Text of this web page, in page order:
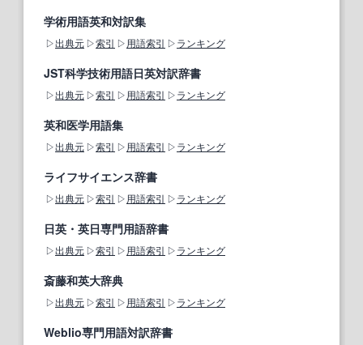
学術用語英和対訳集
出典元 索引 用語索引 ランキング
JST科学技術用語日英対訳辞書
出典元 索引 用語索引 ランキング
英和医学用語集
出典元 索引 用語索引 ランキング
ライフサイエンス辞書
出典元 索引 用語索引 ランキング
日英・英日専門用語辞書
出典元 索引 用語索引 ランキング
斎藤和英大辞典
出典元 索引 用語索引 ランキング
Weblio専門用語対訳辞書